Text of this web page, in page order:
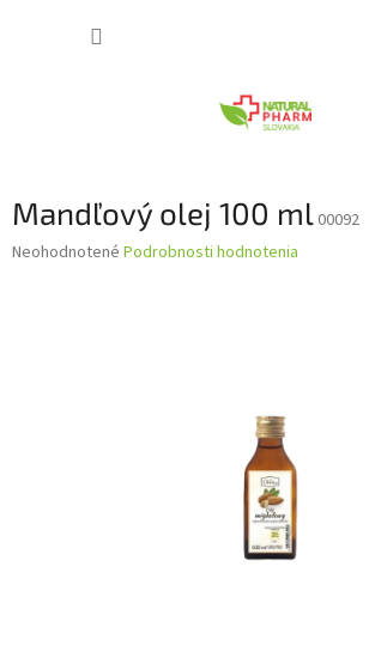
Mandľový olej 100 ml 00092
Priemerné
Neohodnotené Podrobnosti hodnotenia